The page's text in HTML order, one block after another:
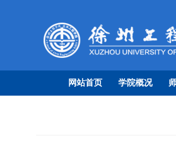
网站首页 学院概况